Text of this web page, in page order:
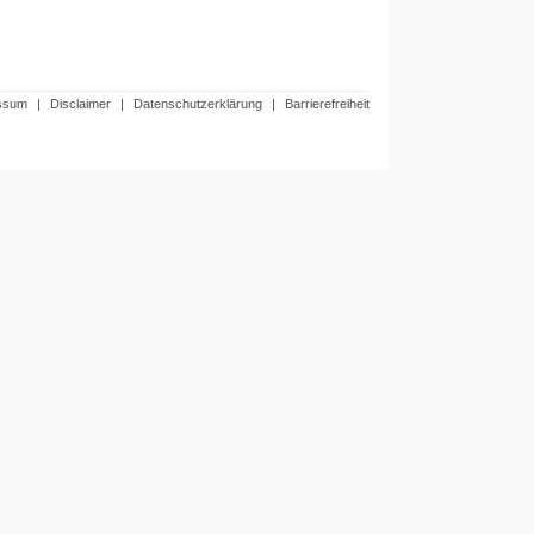
| Disclaimer | Datenschutzerklärung | Barrierefreiheit